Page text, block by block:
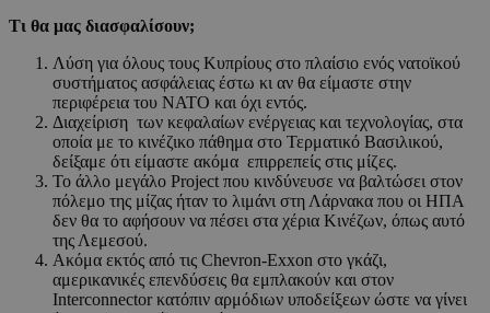
Τι θα μας διασφαλίσουν;
Λύση για όλους τους Κυπρίους στο πλαίσιο ενός νατοϊκού
συστήματος ασφάλειας έστω κι αν θα είμαστε στην
περιφέρεια του ΝΑΤΟ και όχι εντός.
Διαχείριση των κεφαλαίων ενέργειας και τεχνολογίας, στα
οποία με το κινέζικο πάθημα στο Τερματικό Βασιλικού,
δείξαμε ότι είμαστε ακόμα επιρρεπείς στις μίζες.
Το άλλο μεγάλο Project που κινδύνευσε να βαλτώσει στον
πόλεμο της μίζας ήταν το λιμάνι στη Λάρνακα που οι ΗΠΑ
δεν θα το αφήσουν να πέσει στα χέρια Κινέζων, όπως αυτό
της Λεμεσού.
Ακόμα εκτός από τις Chevron-Exxon στο γκάζι,
αμερικανικές επενδύσεις θα εμπλακούν και στον
Interconnector κατόπιν αρμόδιων υποδείξεων ώστε να γίνει